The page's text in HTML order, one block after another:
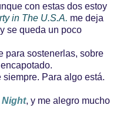
con estas dos estoy
in The U.S.A. me deja
se queda un poco
para sostenerlas, sobre
Para algo está.
Night, y me alegro mucho